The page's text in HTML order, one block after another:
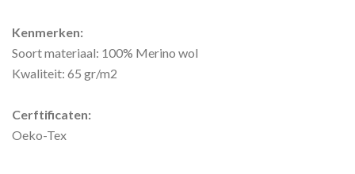
Kenmerken:
Soort materiaal: 100% Merino wol
Kwaliteit: 65 gr/m2
Cerftificaten:
Oeko-Tex